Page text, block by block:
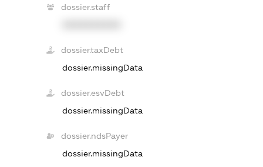
dossier.staff
dossier.taxDebt
dossier.missingData
dossier.esvDebt
dossier.missingData
dossier.ndsPayer
dossier.missingData